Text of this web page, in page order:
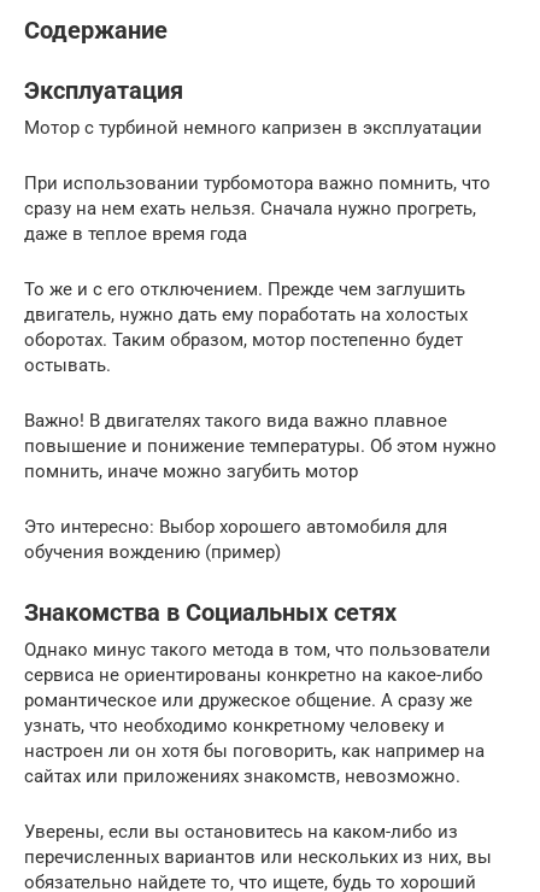
Содержание
Эксплуатация
Мотор с турбиной немного капризен в эксплуатации
При использовании турбомотора важно помнить, что
сразу на нем ехать нельзя. Сначала нужно прогреть,
даже в теплое время года
То же и с его отключением. Прежде чем заглушить
двигатель, нужно дать ему поработать на холостых
оборотах. Таким образом, мотор постепенно будет
остывать.
Важно! В двигателях такого вида важно плавное
повышение и понижение температуры. Об этом нужно
помнить, иначе можно загубить мотор
Это интересно: Выбор хорошего автомобиля для
обучения вождению (пример)
Знакомства в Социальных сетях
Однако минус такого метода в том, что пользователи
сервиса не ориентированы конкретно на какое-либо
романтическое или дружеское общение. А сразу же
узнать, что необходимо конкретному человеку и
настроен ли он хотя бы поговорить, как например на
сайтах или приложениях знакомств, невозможно.
Уверены, если вы остановитесь на каком-либо из
перечисленных вариантов или нескольких из них, вы
обязательно найдете то, что ищете, будь то хороший